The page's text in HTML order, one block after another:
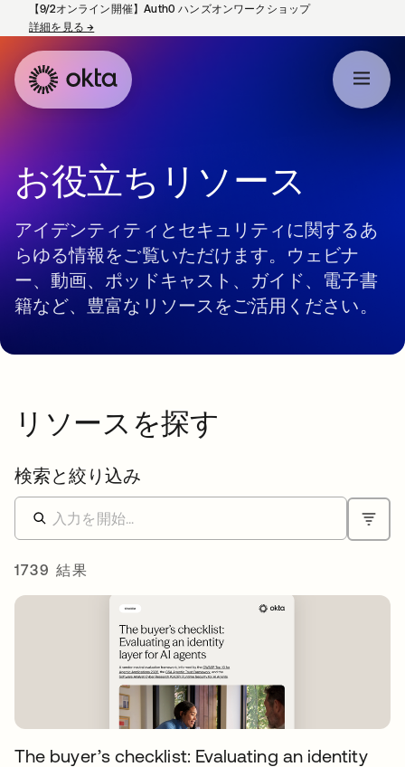
【9/2オンライン開催】Auth0 ハンズオンワークショップ
詳細を見る→
お役立ちリソース
アイデンティティとセキュリティに関するあ
らゆる情報をご覧いただけます。ウェビナ
ー、動画、ポッドキャスト、ガイド、電子書
籍など、豊富なリソースをご活用ください。
リソースを探す
検索と絞り込み
1739 結果
The buyer’s checklist: Evaluating an identity